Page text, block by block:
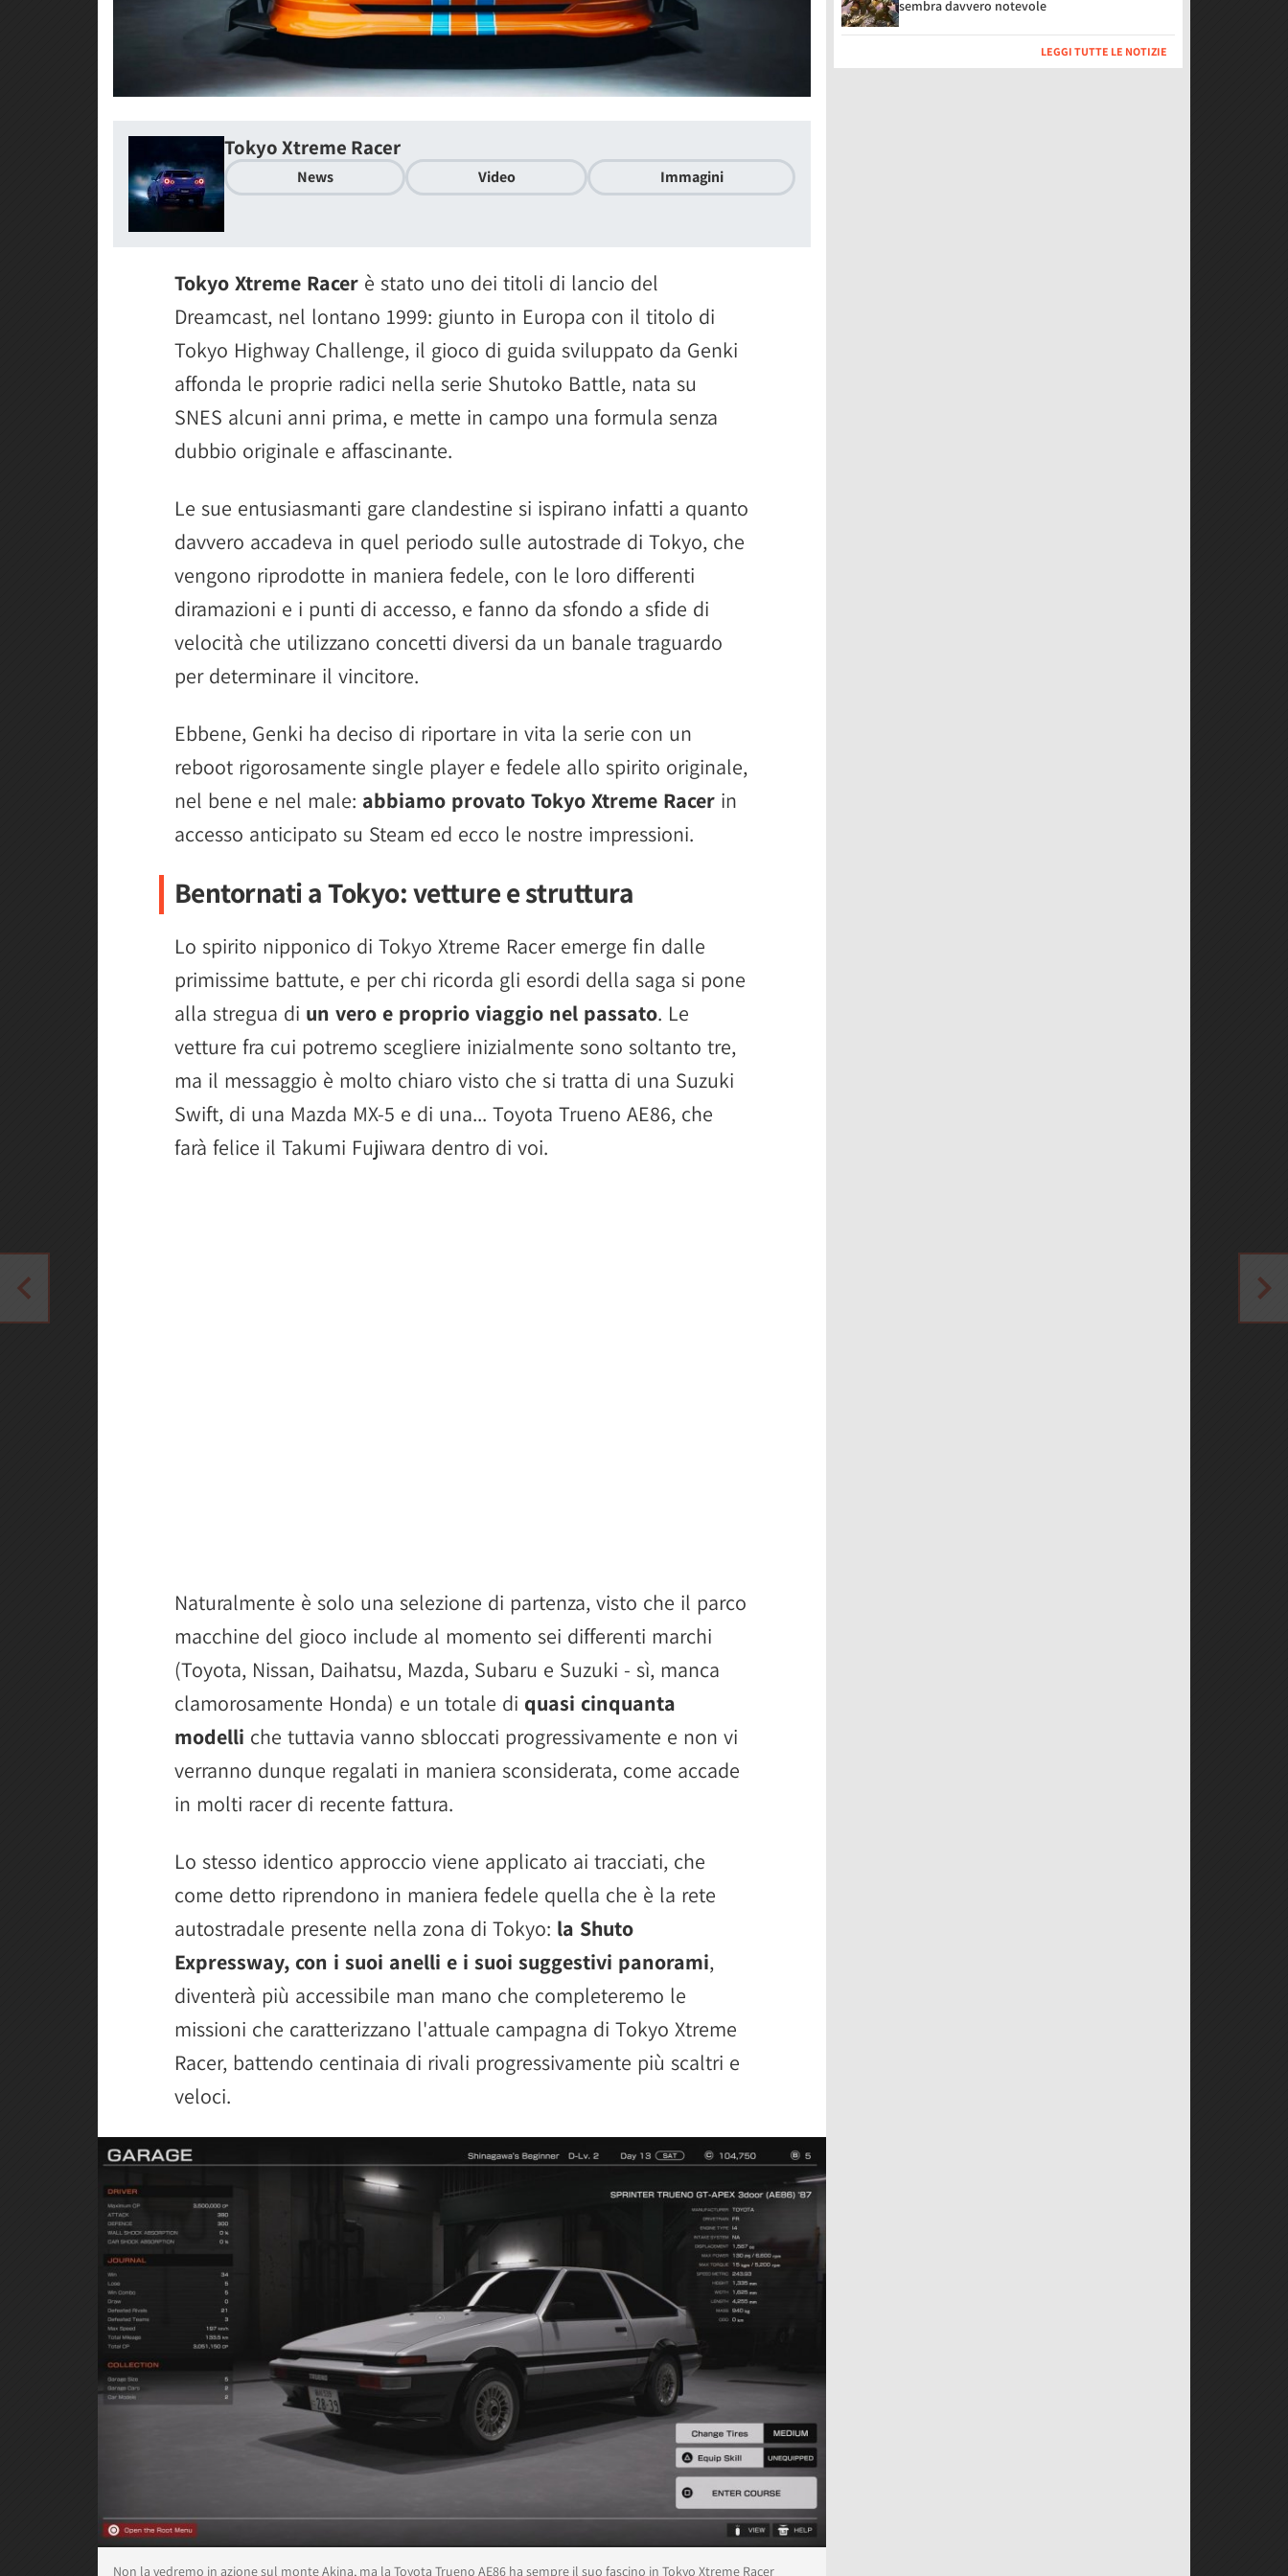
Tokyo Xtreme Racer
News Video Immagini
Tokyo Xtreme Racer è stato uno dei titoli di lancio del
Dreamcast, nel lontano 1999: giunto in Europa con il titolo di
Tokyo Highway Challenge, il gioco di guida sviluppato da Genki
affonda le proprie radici nella serie Shutoko Battle, nata su
SNES alcuni anni prima, e mette in campo una formula senza
dubbio originale e affascinante.
Le sue entusiasmanti gare clandestine si ispirano infatti a quanto
davvero accadeva in quel periodo sulle autostrade di Tokyo, che
vengono riprodotte in maniera fedele, con le loro differenti
diramazioni e i punti di accesso, e fanno da sfondo a sfide di
velocità che utilizzano concetti diversi da un banale traguardo
per determinare il vincitore.
Ebbene, Genki ha deciso di riportare in vita la serie con un
reboot rigorosamente single player e fedele allo spirito originale,
nel bene e nel male: abbiamo provato Tokyo Xtreme Racer in
accesso anticipato su Steam ed ecco le nostre impressioni.
Bentornati a Tokyo: vetture e struttura
Lo spirito nipponico di Tokyo Xtreme Racer emerge fin dalle
primissime battute, e per chi ricorda gli esordi della saga si pone
alla stregua di un vero e proprio viaggio nel passato. Le
vetture fra cui potremo scegliere inizialmente sono soltanto tre,
ma il messaggio è molto chiaro visto che si tratta di una Suzuki
Swift, di una Mazda MX-5 e di una... Toyota Trueno AE86, che
farà felice il Takumi Fujiwara dentro di voi.
Naturalmente è solo una selezione di partenza, visto che il parco
macchine del gioco include al momento sei differenti marchi
(Toyota, Nissan, Daihatsu, Mazda, Subaru e Suzuki - sì, manca
clamorosamente Honda) e un totale di quasi cinquanta
modelli che tuttavia vanno sbloccati progressivamente e non vi
verranno dunque regalati in maniera sconsiderata, come accade
in molti racer di recente fattura.
Lo stesso identico approccio viene applicato ai tracciati, che
come detto riprendono in maniera fedele quella che è la rete
autostradale presente nella zona di Tokyo: la Shuto
Expressway, con i suoi anelli e i suoi suggestivi panorami,
diventerà più accessibile man mano che completeremo le
missioni che caratterizzano l'attuale campagna di Tokyo Xtreme
Racer, battendo centinaia di rivali progressivamente più scaltri e
veloci.
Non la vedremo in azione sul monte Akina, ma la Toyota Trueno AE86 ha sempre il suo fascino in Tokyo Xtreme Racer
sembra davvero notevole
LEGGI TUTTE LE NOTIZIE